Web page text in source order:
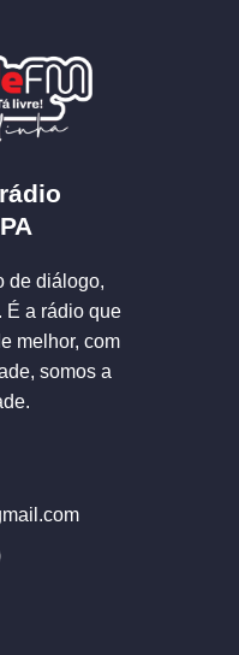
de diálogo,
É a rádio que
melhor, com
somos a